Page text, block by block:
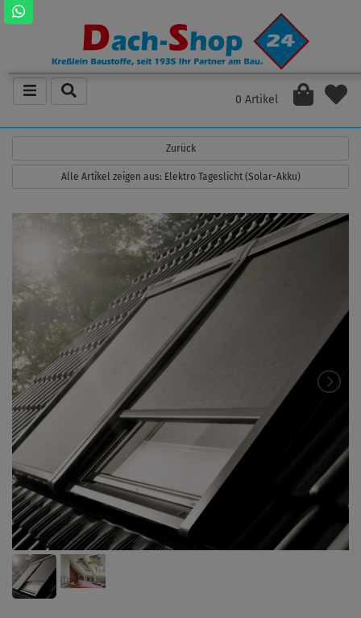
0 Artikel
Zurück
Alle Artikel zeigen aus: Elektro Tageslicht (Solar-Akku)